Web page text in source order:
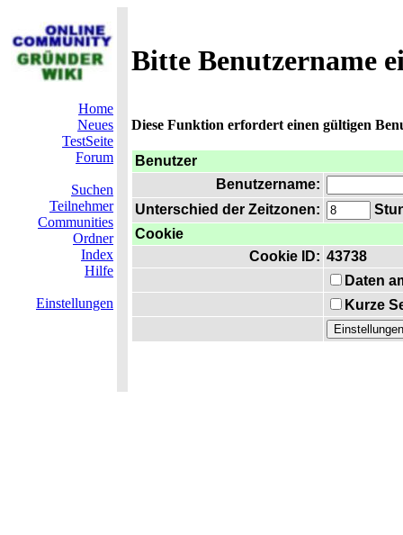
Bitte Benutzername
Home
Neues
TestSeite
Forum
Suchen
Teilnehmer
Communities
Ordner
Index
Hilfe
Einstellungen
Diese Funktion erfordert einen gültigen
Benutzer
Benutzername:
Unterschied der Zeitzonen:
Cookie
Cookie ID: 43738
Daten
Kurze